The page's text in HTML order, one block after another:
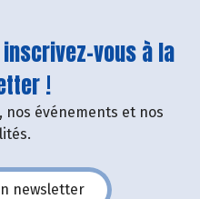
vous à la
!
événements et nos
newsletter